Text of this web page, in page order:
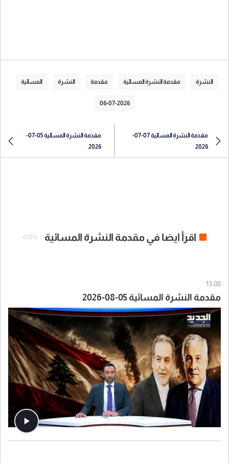
النشرة مقدمة النشرة المسائية مقدمة النشرة المسائية
06-07-2026
مقدمة النشرة المسائية 07-07-
2026
مقدمة النشرة المسائية 05-07-
2026
اقرأ ايضا في مقدمة النشرة المسائية
13:08
مقدمة النشرة المسائية 05-08-2026